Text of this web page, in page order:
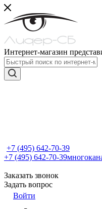
Интернет-магазин
+7 (495) 642-70-39
+7 (495) 642-70-39
Заказать звонок
Задать вопрос
Войти